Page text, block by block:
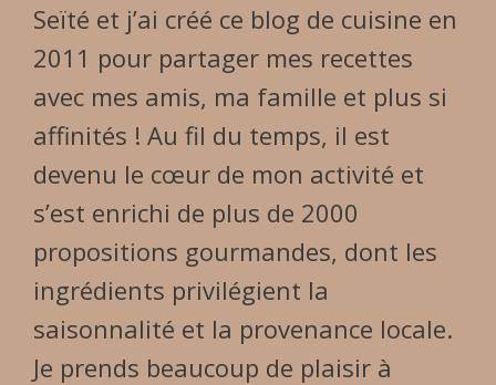
Seïté et j’ai créé ce blog de cuisine en
2011 pour partager mes recettes
avec mes amis, ma famille et plus si
affinités ! Au fil du temps, il est
devenu le cœur de mon activité et
s’est enrichi de plus de 2000
propositions gourmandes, dont les
ingrédients privilégient la
saisonnalité et la provenance locale.
Je prends beaucoup de plaisir à